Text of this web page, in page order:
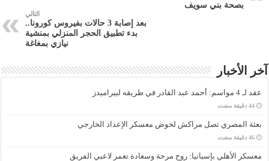
بصحة بني سويف
التالي
بعد إصابة 3 حالات بفيروس كورونا..
بدء تطبيق الحجر المنزلي بمنشية
نيازي بمغاغة
آخر الأخبار
عقد لـ 4 مواسم: أحمد عبد القادر في طريقه لبيراميدز
‏44 دقيقة مضت
بعثة المصري تصل مراكش لخوض معسكر الإعداد الخارجي
‏46 دقيقة مضت
معسكر الأهلي بإسبانيا: روح مرحة وسعادة تغمر لاعبي الفريق